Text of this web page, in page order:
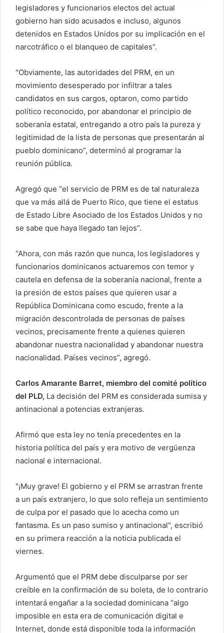
legisladores y funcionarios electos del actual
gobierno han sido acusados ​​e incluso, algunos
detenidos en Estados Unidos por su implicación en el
narcotráfico o el blanqueo de capitales”.
“Obviamente, las autoridades del PRM, en un
movimiento desesperado por infiltrar a tales
candidatos en sus cargos, optaron, como partido
político reconocido, por abandonar el principio de
soberanía estatal, entregando a otro país la pureza y
legitimidad de la lista de personas que presentarán al
pueblo dominicano”, determinó al programar la
reunión pública.
Agregó que “el servicio de PRM es de tal naturaleza
que va más allá de Puerto Rico, que tiene el estatus
de Estado Libre Asociado de los Estados Unidos y no
se sabe que haya llegado tan lejos”.
“Ahora, con más razón que nunca, los legisladores y
funcionarios dominicanos actuaremos con temor y
cautela en defensa de la soberanía nacional, frente a
la presión de estos países que quieren usar a
República Dominicana como escudo, frente a la
migración descontrolada de personas de países
vecinos, precisamente frente a quienes quieren
abandonar nuestra nacionalidad y abandonar nuestra
nacionalidad. Países vecinos”, agregó.
Carlos Amarante Barret, miembro del comité político
del PLD, La decisión del PRM es considerada sumisa y
antinacional a potencias extranjeras.
Afirmó que esta ley no tenía precedentes en la
historia política del país y era motivo de vergüenza
nacional e internacional.
"¡Muy grave! El gobierno y el PRM se arrastran frente
a un país extranjero, lo que solo refleja un sentimiento
de culpa por el pasado que lo acecha como un
fantasma. Es un paso sumiso y antinacional", escribió
en su primera reacción a la noticia publicada el
viernes.
Argumentó que el PRM debe disculparse por ser
creíble en la confirmación de su boleta, de lo contrario
intentará engañar a la sociedad dominicana “algo
imposible en esta era de comunicación digital e
Internet, donde está disponible toda la información